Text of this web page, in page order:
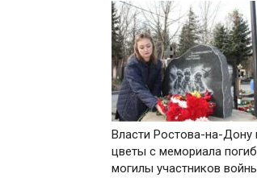
Власти Ростова-на-Дону
цветы с мемориала
могилы участников